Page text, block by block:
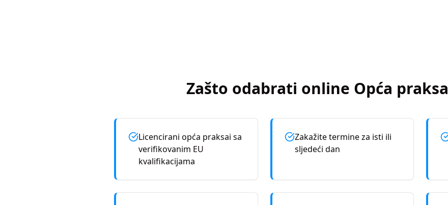
Zašto odabrati online Opća praksa
Licencirani opća praksai sa
verifikovanim EU
kvalifikacijama
Zakažite termine za isti ili
sljedeći dan